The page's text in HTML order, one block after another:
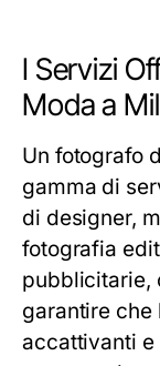
I Servizi
Moda a
Un fotografo
gamma di
di designer,
fotografia
pubblicitarie,
garantire che
accattivanti e